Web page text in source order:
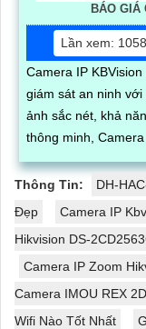
BÁO GIÁ
Lần xem:
Camera IP
giám sát an ninh với giá cả
ảnh sắc nét, khả
thông minh,
Thông Tin:
DH-
Đẹp
Camera IP
Hikvision DS-
Camera IP Zoom
Camera IMOU REX
Wifi Nào Tốt Nhất